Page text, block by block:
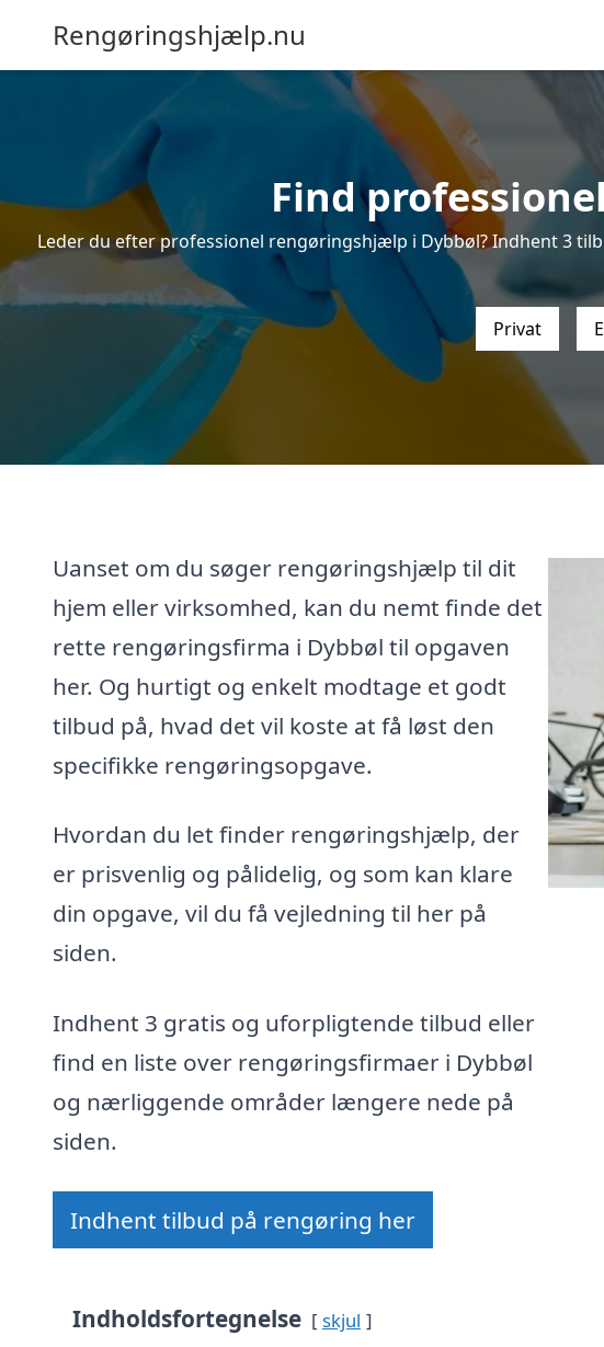
Rengøringshjælp.nu
Find
Leder du efter professionel rengøringshjælp i Dybbøl? Indhent 3
Privat
Uanset om du søger rengøringshjælp til dit
hjem eller virksomhed, kan du nemt finde det
rette rengøringsfirma i Dybbøl til opgaven
her. Og hurtigt og enkelt modtage et godt
tilbud på, hvad det vil koste at få løst den
specifikke rengøringsopgave.
Hvordan du let finder rengøringshjælp, der
er prisvenlig og pålidelig, og som kan klare
din opgave, vil du få vejledning til her på
siden.
Indhent 3 gratis og uforpligtende tilbud eller
find en liste over rengøringsfirmaer i Dybbøl
og nærliggende områder længere nede på
siden.
Indhent tilbud på rengøring her
Indholdsfortegnelse skjul